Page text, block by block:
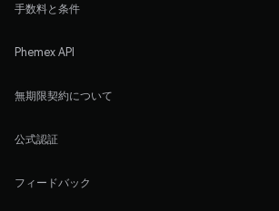
手数料と条件
Phemex API
無期限契約について
公式認証
フィードバック